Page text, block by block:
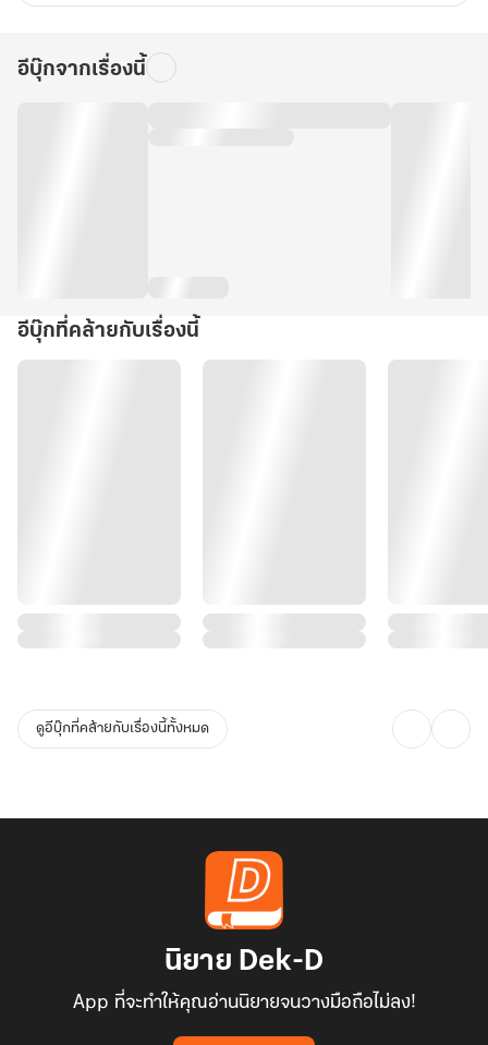
อีบุ๊กจากเรื่องนี้
อีบุ๊กที่คล้ายกับเรื่องนี้
ดูอีบุ๊กที่คล้ายกับเรื่องนี้ทั้งหมด
นิยาย Dek-D
App ที่จะทำให้คุณอ่านนิยายจนวางมือถือไม่ลง!